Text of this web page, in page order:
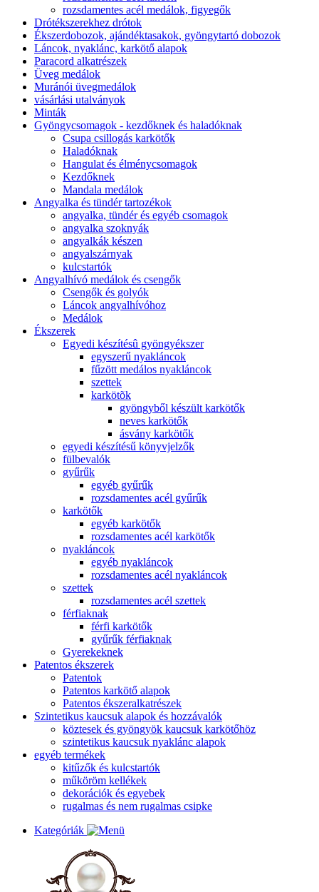
rozsdamentes acél medálok, figyegők
Drótékszerekhez drótok
Ékszerdobozok, ajándéktasakok, gyöngytartó dobozok
Láncok, nyaklánc, karkötő alapok
Paracord alkatrészek
Üveg medálok
Muránói üvegmedálok
vásárlási utalványok
Minták
Gyöngycsomagok - kezdőknek és haladóknak
Csupa csillogás karkötők
Haladóknak
Hangulat és élménycsomagok
Kezdőknek
Mandala medálok
Angyalka és tündér tartozékok
angyalka, tündér és egyéb csomagok
angyalka szoknyák
angyalkák készen
angyalszárnyak
kulcstartók
Angyalhívó medálok és csengők
Csengők és golyók
Láncok angyalhívóhoz
Medálok
Ékszerek
Egyedi készítésû gyöngyékszer
egyszerű nyakláncok
fűzött medálos nyakláncok
szettek
karkötõk
gyöngyből készült karkötők
neves karkötők
ásvány karkötők
egyedi készítésű könyvjelzők
fülbevalók
gyűrűk
egyéb gyűrűk
rozsdamentes acél gyűrűk
karkötők
egyéb karkötők
rozsdamentes acél karkötők
nyakláncok
egyéb nyakláncok
rozsdamentes acél nyakláncok
szettek
rozsdamentes acél szettek
férfiaknak
férfi karkötők
gyűrűk férfiaknak
Gyerekeknek
Patentos ékszerek
Patentok
Patentos karkötő alapok
Patentos ékszeralkatrészek
Szintetikus kaucsuk alapok és hozzávalók
köztesek és gyöngyök kaucsuk karkötőhöz
szintetikus kaucsuk nyaklánc alapok
egyéb termékek
kitűzők és kulcstartók
műköröm kellékek
dekorációk és egyebek
rugalmas és nem rugalmas csipke
Kategóriák